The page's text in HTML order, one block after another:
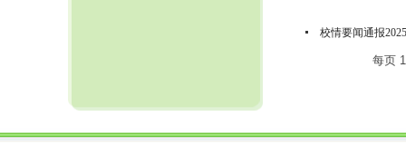
校情要闻通报
每页